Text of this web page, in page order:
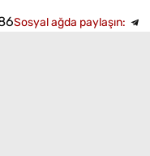
Sosyal ağda paylaşın: